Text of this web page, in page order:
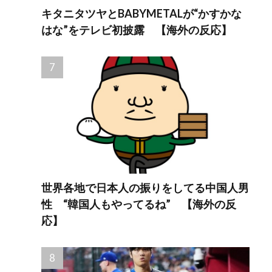
キタニタツヤとBABYMETALが“かすかな
はな”をテレビ初披露 【海外の反応】
世界各地で日本人の振りをしてる中国人男
性 “韓国人もやってるね” 【海外の反
応】